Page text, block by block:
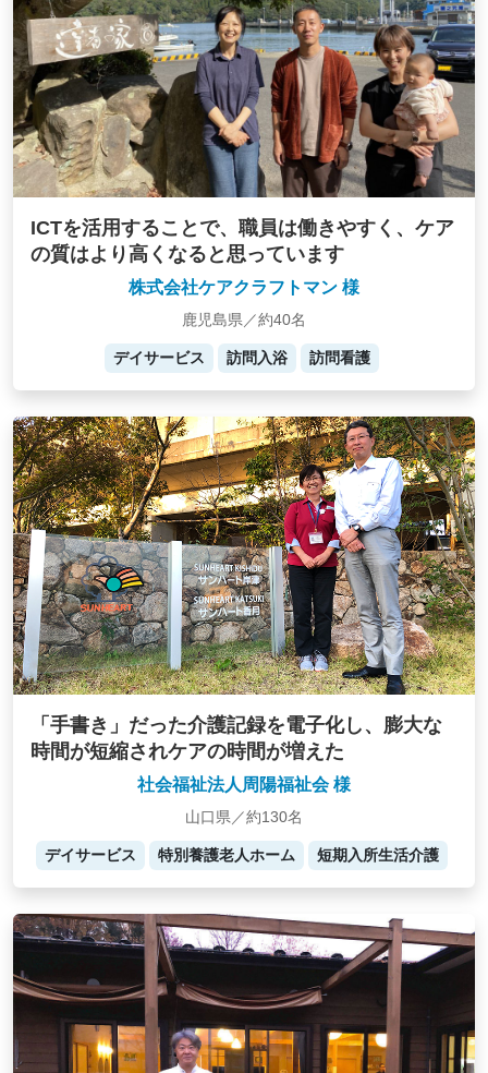
ICTを活用することで、職員は働きやすく、ケア
の質はより高くなると思っています
株式会社ケアクラフトマン 様
鹿児島県／約40名
デイサービス 訪問入浴 訪問看護
「手書き」だった介護記録を電子化し、膨大な
時間が短縮されケアの時間が増えた
社会福祉法人周陽福祉会 様
山口県／約130名
デイサービス 特別養護老人ホーム 短期入所生活介護